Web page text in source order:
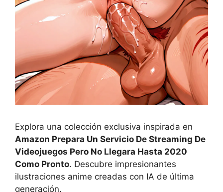
Explora una colección exclusiva inspirada en
Amazon Prepara Un Servicio De Streaming De
Videojuegos Pero No Llegara Hasta 2020
Como Pronto. Descubre impresionantes
ilustraciones anime creadas con IA de última
generación.